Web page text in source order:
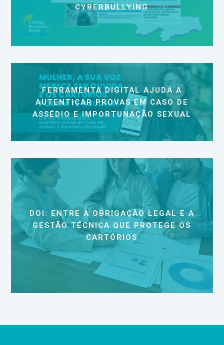
CYBERBULLYING
FERRAMENTA DIGITAL AJUDA A
AUTENTICAR PROVAS EM CASO DE
ASSÉDIO E IMPORTUNAÇÃO SEXUAL
DOI: ENTRE A OBRIGAÇÃO LEGAL E A
GESTÃO TÉCNICA QUE PROTEGE OS
CARTÓRIOS